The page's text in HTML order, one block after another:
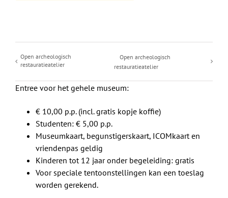
Open archeologisch
restauratieatelier
Open archeologisch
restauratieatelier
Entree voor het gehele museum:
€ 10,00 p.p. (incl. gratis kopje koffie)
Studenten: € 5,00 p.p.
Museumkaart, begunstigerskaart, ICOMkaart en
vriendenpas geldig
Kinderen tot 12 jaar onder begeleiding: gratis
Voor speciale tentoonstellingen kan een toeslag
worden gerekend.